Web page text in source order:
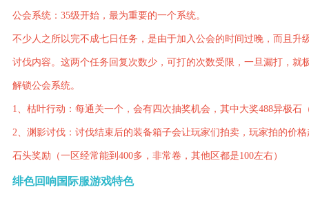
公会系统：35级开始，最为重要的一个系统。
不少人之所以完不成七日任务，是由于加入公会的时间过晚，而且
讨伐内容。这两个任务回复次数少，可打的次数受限，一旦漏打，
解锁公会系统。
1、枯叶行动：每通关一个，会有四次抽奖机会，其中大奖488异极石
2、渊影讨伐：讨伐结束后的装备箱子会让玩家们拍卖，玩家拍的价
石头奖励（一区经常能到400多，非常卷，其他区都是100左右）
绯色回响国际服游戏特色